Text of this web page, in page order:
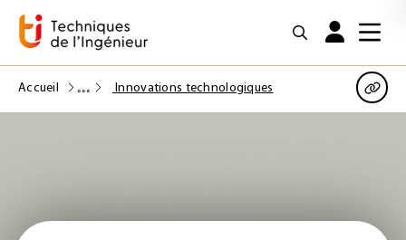
Accueil Innovations technologiques